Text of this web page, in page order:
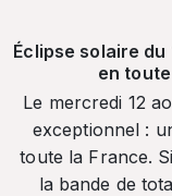
Éclipse solaire
en
Le mercredi 12
exceptionnel :
toute la France.
la bande de